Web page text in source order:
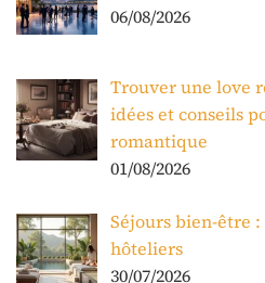
06/08/2026
Trouver une love
idées et conseils
romantique
01/08/2026
Séjours bien-être :
hôteliers
30/07/2026